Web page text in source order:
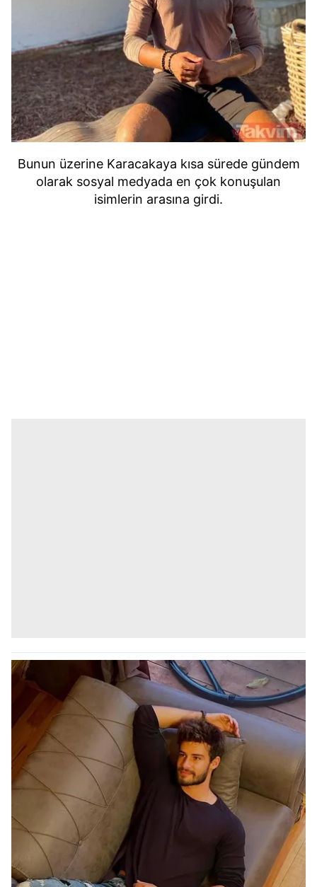
Bunun üzerine Karacakaya kısa sürede gündem
olarak sosyal medyada en çok konuşulan
isimlerin arasına girdi.